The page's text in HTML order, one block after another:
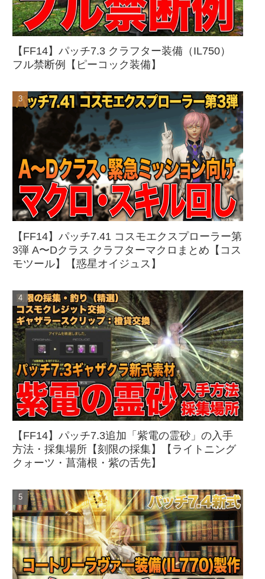
【FF14】パッチ7.3 クラフター装備（IL750）
フル禁断例【ピーコック装備】
【FF14】パッチ7.41 コスモエクスプローラー第
3弾 A〜Dクラス クラフターマクロまとめ【コス
モツール】【惑星オイジュス】
【FF14】パッチ7.3追加「紫電の霊砂」の入手
方法・採集場所【刻限の採集】【ライトニング
クォーツ・菖蒲根・紫の舌先】